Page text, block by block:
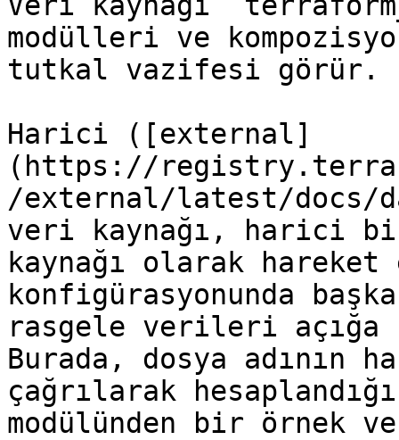
modülleri ve
tutkal vazifesi görür.
Harici ([external]
(https://
/external/latest/docs/
veri kaynağı, harici
kaynağı olarak hareket
konfigürasyonunda
rasgele verileri açığa
Burada, dosya
çağrılarak
modülünden bir örnek